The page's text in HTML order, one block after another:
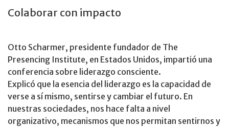
Colaborar con impacto
Otto Scharmer, presidente fundador de The
Presencing Institute, en Estados Unidos, impartió una
conferencia sobre liderazgo consciente.
Explicó que la esencia del liderazgo es la capacidad de
verse a sí mismo, sentirse y cambiar el futuro. En
nuestras sociedades, nos hace falta a nivel
organizativo, mecanismos que nos permitan sentirnos y